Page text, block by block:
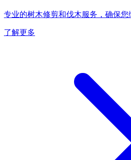
专业的树木修剪和伐木服务，确保您
了解更多